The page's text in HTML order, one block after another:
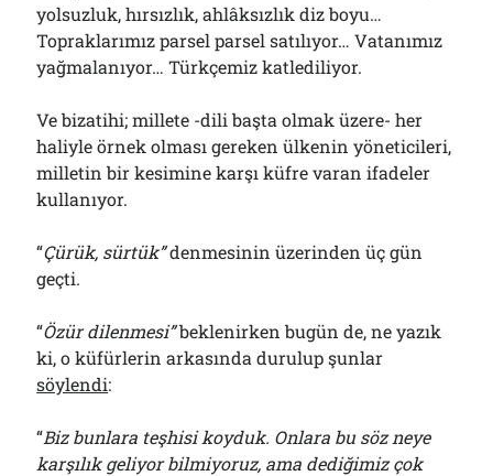
yolsuzluk, hırsızlık, ahlâksızlık diz boyu…
Topraklarımız parsel parsel satılıyor… Vatanımız
yağmalanıyor… Türkçemiz katlediliyor.
Ve bizatihi; millete -dili başta olmak üzere- her
haliyle örnek olması gereken ülkenin yöneticileri,
milletin bir kesimine karşı küfre varan ifadeler
kullanıyor.
“Çürük, sürtük”denmesinin üzerinden üç gün
geçti.
“Özür dilenmesi”beklenirken bugün de, ne yazık
ki, o küfürlerin arkasında durulup şunlar
söylendi:
“Biz bunlara teşhisi koyduk. Onlara bu söz neye
karşılık geliyor bilmiyoruz, ama dediğimiz çok